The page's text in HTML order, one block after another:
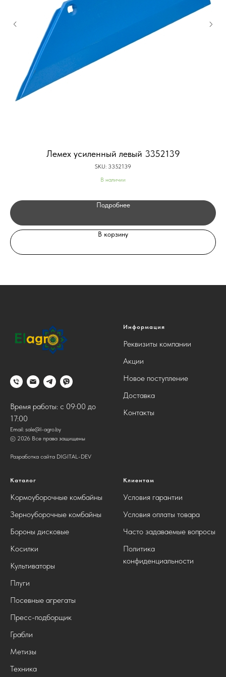
Лемех усиленный левый 3352139
SKU: 3352139
В наличии
Подробнее
В корзину
Время работы: с 09:00 до
17:00
Email: sale@l-agro.by
© 2026 Все права защищены
Разработка сайта DIGITAL-DEV
Информация
Реквизиты компании
Акции
Новое поступление
Доставка
Контакты
Каталог
Кормоуборочные комбайны
Зерноуборочные комбайны
Бороны дисковые
Косилки
Культиваторы
Плуги
Посевные агрегаты
Пресс-подборщик
Грабли
Метизы
Техника
Клиентам
Условия гарантии
Условия оплаты товара
Часто задаваемые вопросы
Политика
конфиденциальности